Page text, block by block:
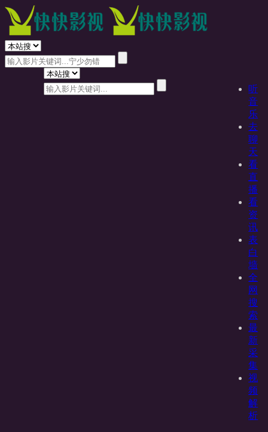
听
音
乐
去
聊
天
看
直
播
看
资
讯
表
白
墙
全
网
搜
索
最
新
采
集
视
频
解
析